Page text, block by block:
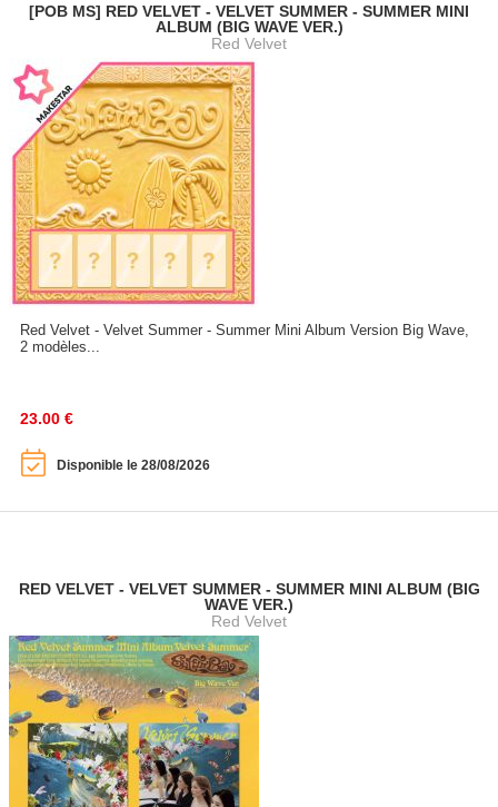
[POB MS] RED VELVET - VELVET SUMMER - SUMMER MINI
ALBUM (BIG WAVE VER.)
Red Velvet
Red Velvet - Velvet Summer - Summer Mini Album Version Big Wave,
2 modèles...
23.00 €
Disponible le 28/08/2026
RED VELVET - VELVET SUMMER - SUMMER MINI ALBUM (BIG
WAVE VER.)
Red Velvet